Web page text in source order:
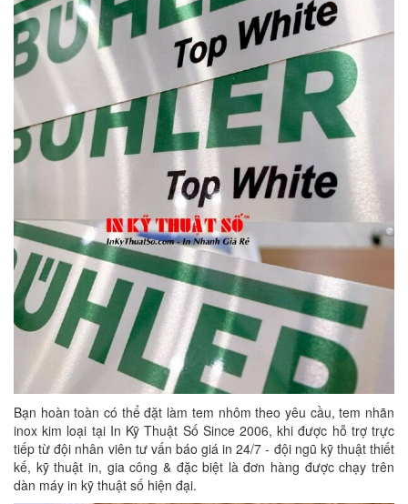
Bạn hoàn toàn có thể đặt làm tem nhôm theo yêu cầu, tem nhãn
inox kim loại tại In Kỹ Thuật Số Since 2006, khi được hỗ trợ trực
tiếp từ đội nhân viên tư vấn báo giá in 24/7 - đội ngũ kỹ thuật thiết
kế, kỹ thuật in, gia công & đặc biệt là đơn hàng được chạy trên
dàn máy in kỹ thuật số hiện đại.